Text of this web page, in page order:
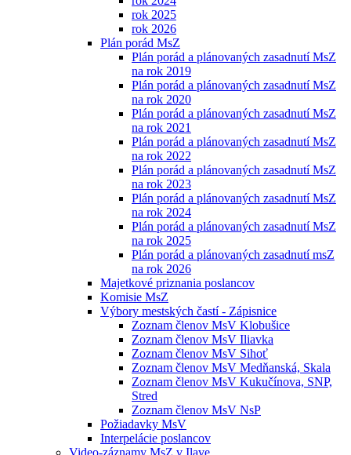
rok 2025
rok 2026
Plán porád MsZ
Plán porád a plánovaných zasadnutí MsZ
na rok 2019
Plán porád a plánovaných zasadnutí MsZ
na rok 2020
Plán porád a plánovaných zasadnutí MsZ
na rok 2021
Plán porád a plánovaných zasadnutí MsZ
na rok 2022
Plán porád a plánovaných zasadnutí MsZ
na rok 2023
Plán porád a plánovaných zasadnutí MsZ
na rok 2024
Plán porád a plánovaných zasadnutí MsZ
na rok 2025
Plán porád a plánovaných zasadnutí msZ
na rok 2026
Majetkové priznania poslancov
Komisie MsZ
Výbory mestských častí - Zápisnice
Zoznam členov MsV Klobušice
Zoznam členov MsV Iliavka
Zoznam členov MsV Sihoť
Zoznam členov MsV Medňanská, Skala
Zoznam členov MsV Kukučínova, SNP,
Stred
Zoznam členov MsV NsP
Požiadavky MsV
Interpelácie poslancov
Video-záznamy MsZ v Ilave